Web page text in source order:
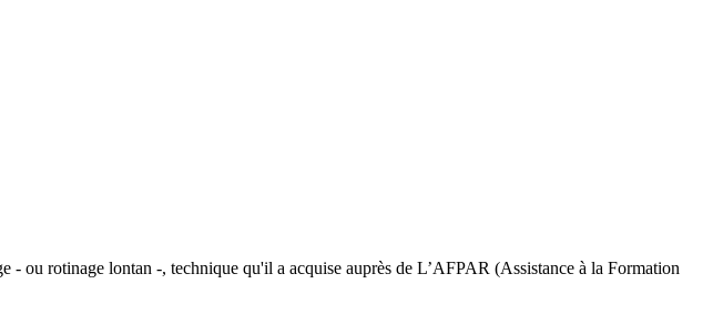
ou rotinage lontan -, technique qu'il a acquise auprès de L’AFPAR (Assistance à la Formation